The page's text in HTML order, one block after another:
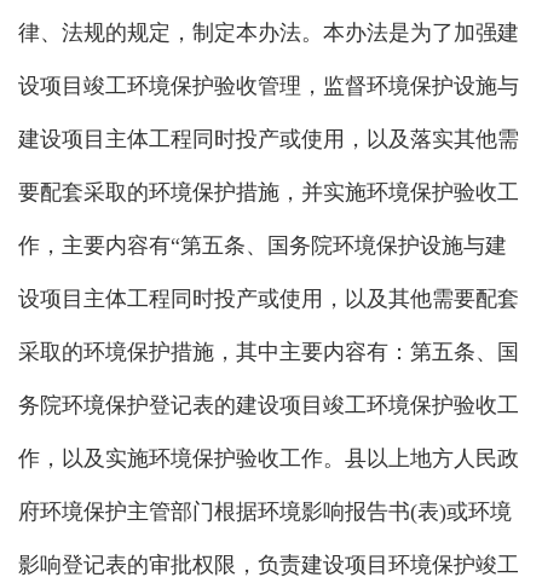
律、法规的规定，制定本办法。本办法是为了加强建
设项目竣工环境保护验收管理，监督环境保护设施与
建设项目主体工程同时投产或使用，以及落实其他需
要配套采取的环境保护措施，并实施环境保护验收工
作，主要内容有“第五条、国务院环境保护设施与建
设项目主体工程同时投产或使用，以及其他需要配套
采取的环境保护措施，其中主要内容有：第五条、国
务院环境保护登记表的建设项目竣工环境保护验收工
作，以及实施环境保护验收工作。县以上地方人民政
府环境保护主管部门根据环境影响报告书(表)或环境
影响登记表的审批权限，负责建设项目环境保护竣工